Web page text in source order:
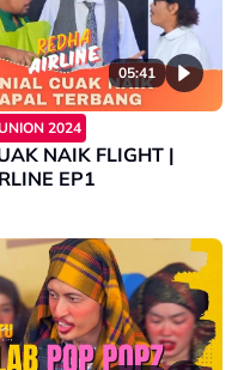
05:41
2024
NAIK FLIGHT |
EP1